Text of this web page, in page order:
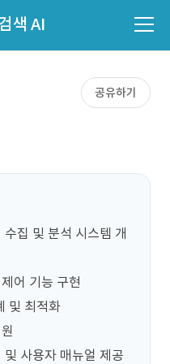
색 AI
공유하기
집 및 분석 시스템 개
어 기능 구현
및 최적화
사용자 매뉴얼 제공